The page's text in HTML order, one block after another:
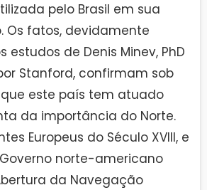
pelo Brasil em sua
Os fatos, devidamente
estudos de Denis Minev, PhD
Stanford, confirmam sob
este país tem atuado
da importância do Norte.
Europeus do Século XVIII, e
norte-americano
da Navegação